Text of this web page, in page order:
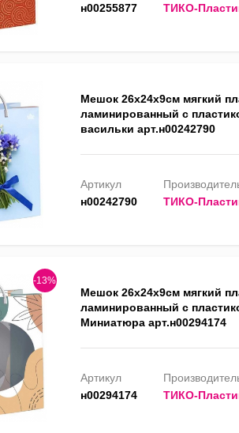
н00255877
ТИКО-
Мешок 26х24х9см мягкий
ламинированный с
васильки арт.н00242790
Артикул
н00242790
ТИКО-
-13%
Мешок 26х24х9см мягкий
ламинированный с
Миниатюра арт.н00294174
Артикул
н00294174
ТИКО-